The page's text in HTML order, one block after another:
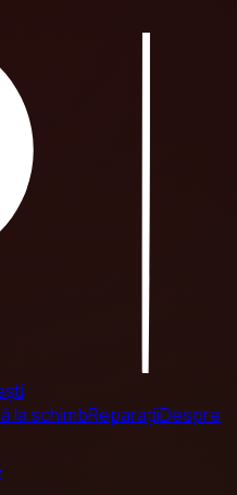
la schimbReparațiiDespre